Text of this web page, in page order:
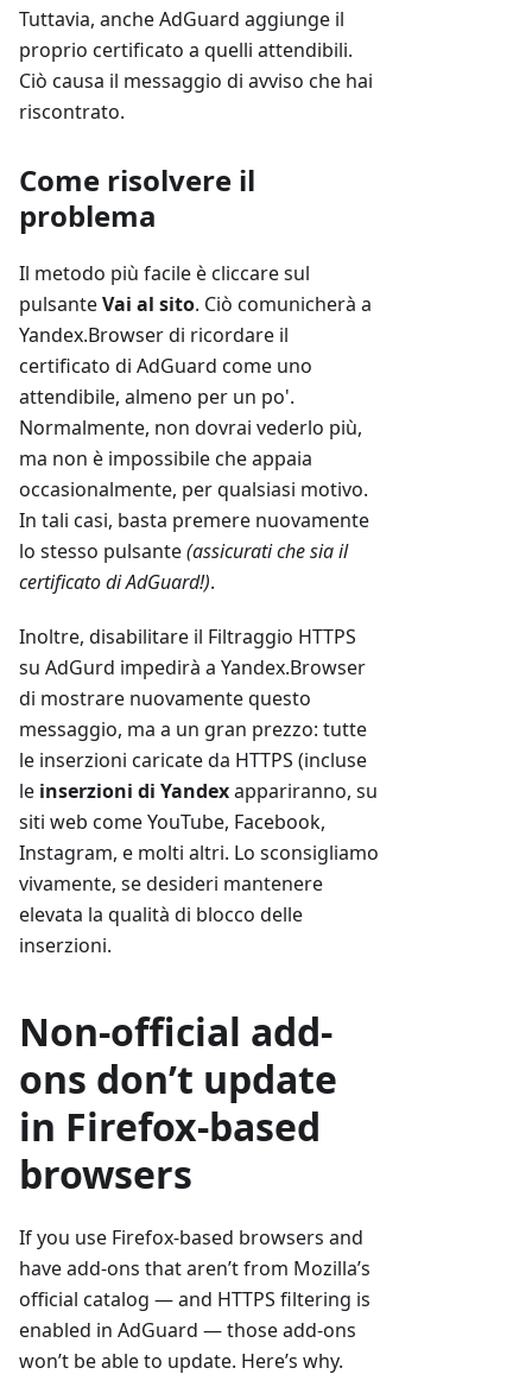
Tuttavia, anche AdGuard aggiunge il
proprio certificato a quelli attendibili.
Ciò causa il messaggio di avviso che hai
riscontrato.
Come risolvere il
problema
Il metodo più facile è cliccare sul
pulsanteVai al sito. Ciò comunicherà a
Yandex.Browser di ricordare il
certificato di AdGuard come uno
attendibile, almeno per un po'.
Normalmente, non dovrai vederlo più,
ma non è impossibile che appaia
occasionalmente, per qualsiasi motivo.
In tali casi, basta premere nuovamente
lo stesso pulsante(assicurati che sia il
certificato di AdGuard!).
Inoltre, disabilitare il Filtraggio HTTPS
su AdGurd impedirà a Yandex.Browser
di mostrare nuovamente questo
messaggio, ma a un gran prezzo: tutte
le inserzioni caricate da HTTPS (incluse
le inserzioni di Yandexappariranno, su
siti web come YouTube, Facebook,
Instagram, e molti altri. Lo sconsigliamo
vivamente, se desideri mantenere
elevata la qualità di blocco delle
inserzioni.
Non-official add-
ons don’t update
in Firefox-based
browsers
If you use Firefox-based browsers and
have add-ons that aren’t from Mozilla’s
official catalog — and HTTPS filtering is
enabled in AdGuard — those add-ons
won’t be able to update. Here’s why.